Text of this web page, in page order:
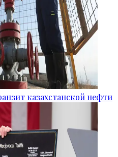
казахстанской нефти